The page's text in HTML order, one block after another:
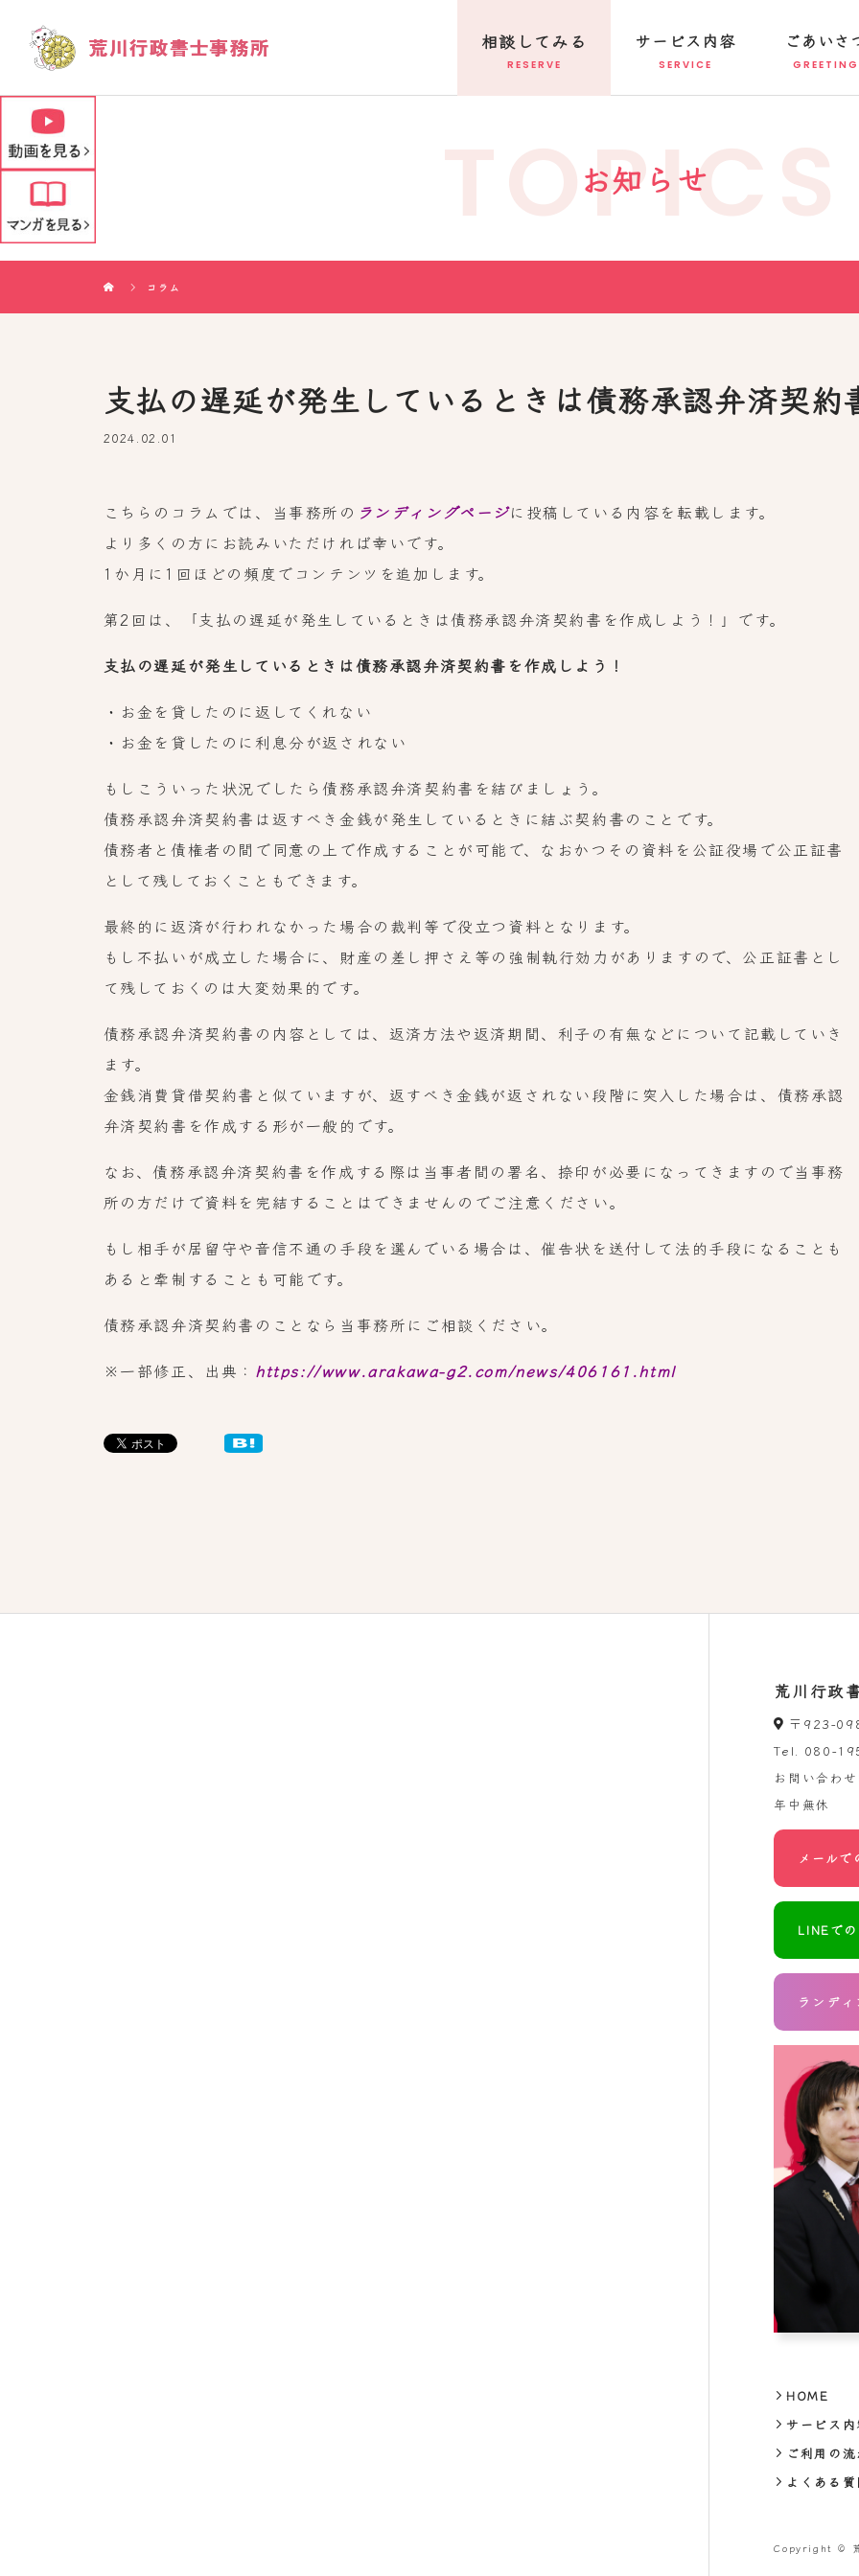
相談してみる サービス内容 ごあいさ
お知らせ
TOPICS
コラム
支払の遅延が発生しているときは債務承認弁済契約
2024.02.01
こちらのコラムでは、当事務所の ランディングページに投稿している内容を転載します。
より多くの方にお読みいただければ幸いです。
1か月に1回ほどの頻度でコンテンツを追加します。
第2回は、「支払の遅延が発生しているときは債務承認弁済契約書を作成しよう！」です。
支払の遅延が発生しているときは債務承認弁済契約書を作成しよう！
・お金を貸したのに返してくれない
・お金を貸したのに利息分が返されない
もしこういった状況でしたら債務承認弁済契約書を結びましょう。
債務承認弁済契約書は返すべき金銭が発生しているときに結ぶ契約書のことです。
債務者と債権者の間で同意の上で作成することが可能で、なおかつその資料を公証役場で公正証書
として残しておくこともできます。
最終的に返済が行われなかった場合の裁判等で役立つ資料となります。
もし不払いが成立した場合に、財産の差し押さえ等の強制執行効力がありますので、公正証書とし
て残しておくのは大変効果的です。
債務承認弁済契約書の内容としては、返済方法や返済期間、利子の有無などについて記載していき
ます。
金銭消費貸借契約書と似ていますが、返すべき金銭が返されない段階に突入した場合は、債務承認
弁済契約書を作成する形が一般的です。
なお、債務承認弁済契約書を作成する際は当事者間の署名、捺印が必要になってきますので当事務
所の方だけで資料を完結することはできませんのでご注意ください。
もし相手が居留守や音信不通の手段を選んでいる場合は、催告状を送付して法的手段になることも
あると牽制することも可能です。
債務承認弁済契約書のことなら当事務所にご相談ください。
※一部修正、出典： https://www.arakawa-g2.com/news/406161.html
荒川行政
〒923-
Tel.
080-
お問い合わ
年中無休
メールで
LINEで
ランディ
HOME
サービス内
ご利用の流
よくある質
Copyright © 荒